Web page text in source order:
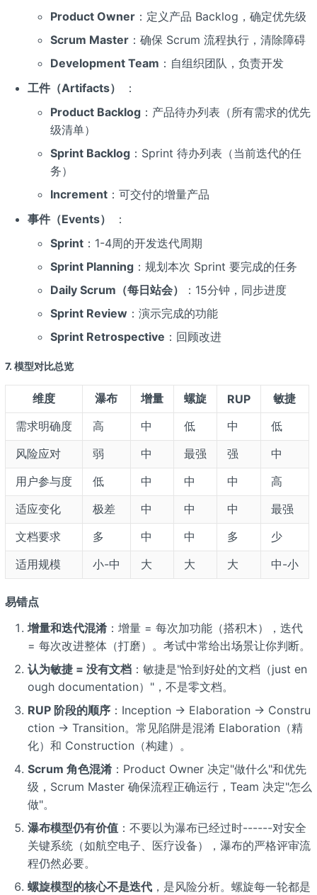
Product Owner：定义产品 Backlog，确定优先级
Scrum Master：确保 Scrum 流程执行，清除障碍
Development Team ：自组织团队，负责开发
工件（Artifacts）
：
Product Backlog：产品待办列表（所有需求的优先
级清单）
Sprint Backlog：Sprint 待办列表（当前迭代的任
务）
Increment：可交付的增量产品
事件（Events）
：
Sprint：1-4周的开发迭代周期
Sprint Planning：规划本次 Sprint 要完成的任务
Daily Scrum（每日站会）
：15分钟，同步进度
Sprint Review ：演示完成的功能
Sprint Retrospective ：回顾改进
7. 模型对比总览
维度 瀑布 增量 螺旋 RUP
敏捷
需求明确度
高 中 低 中
低
风险应对
弱 中 最强 强
中
用户参与度
低 中 中 中
高
适应变化
极差 中 中 中
最强
文档要求
多 中 中 多
少
适用规模
小-中 大 大 大 中-小
易错点
增量和迭代混淆：增量 = 每次加功能（搭积木），迭代
= 每次改进整体（打磨）。考试中常给出场景让你判断。
认为敏捷 = 没有文档：敏捷是"恰到好处的文档（just en
ough documentation）"，不是零文档。
RUP 阶段的顺序：Inception → Elaboration → Constru
ction → Transition。常见陷阱是混淆 Elaboration（精
化）和 Construction（构建）。
Scrum 角色混淆：Product Owner 决定"做什么"和优先
级，Scrum Master 确保流程正确运行，Team 决定"怎么
做"。
瀑布模型仍有价值：不要以为瀑布已经过时------对安全
关键系统（如航空电子、医疗设备），瀑布的严格评审流
程仍然必要。
螺旋模型的核心不是迭代，是风险分析。螺旋每一轮都是